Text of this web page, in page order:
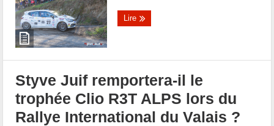
Lire
Styve Juif remportera-il le
trophée Clio R3T ALPS lors du
Rallye International du Valais ?